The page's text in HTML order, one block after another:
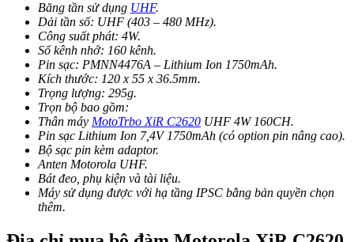
Băng tần sử dụng UHF.
Dải tần số: UHF (403 – 480 MHz).
Công suất phát: 4W.
Số kênh nhớ: 160 kênh.
Pin sạc: PMNN4476A – Lithium Ion 1750mAh.
Kích thước: 120 x 55 x 36.5mm.
Trọng lượng: 295g.
Trọn bộ bao gồm:
Thân máy MotoTrbo XiR C2620 UHF 4W 160CH.
Pin sạc Lithium Ion 7,4V 1750mAh (có option pin nâng cao).
Bộ sạc pin kèm adaptor.
Anten Motorola UHF.
Bát đeo, phụ kiện và tài liệu.
Máy sử dụng được với hạ tầng IPSC bằng bản quyền chọn
thêm.